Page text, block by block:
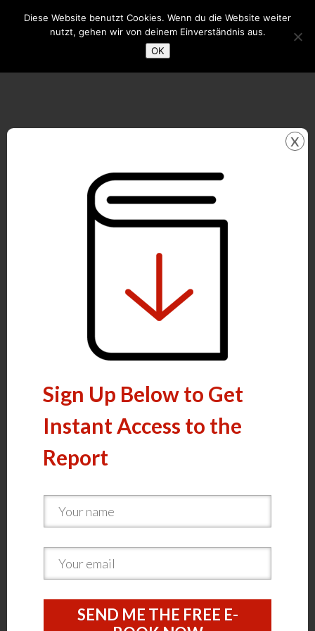
Sign Up Below to Get
Instant Access to the
Report
SEND ME THE FREE E-
x
Diese Website benutzt Cookies. Wenn du die Website weiter
nutzt, gehen wir von deinem Einverständnis aus.
OK